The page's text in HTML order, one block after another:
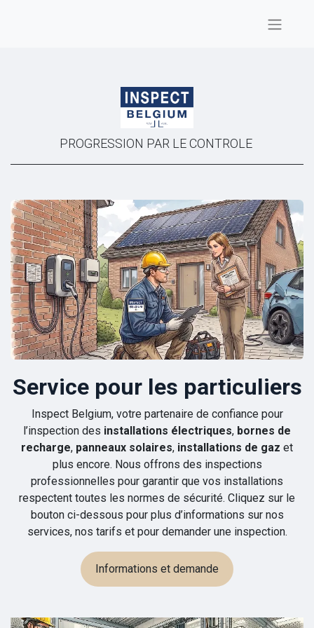
PROGRESSION PAR LE CONTROLE
Service pour les particuliers
Inspect Belgium, votre partenaire de confiance pour
l’inspection des installations électriques, bornes de
recharge, panneaux solaires, installations de gaz et
plus encore. Nous offrons des inspections
professionnelles pour garantir que vos installations
respectent toutes les normes de sécurité. Cliquez sur le
bouton ci-dessous pour plus d’informations sur nos
services, nos tarifs et pour demander une inspection.
Informations et demande